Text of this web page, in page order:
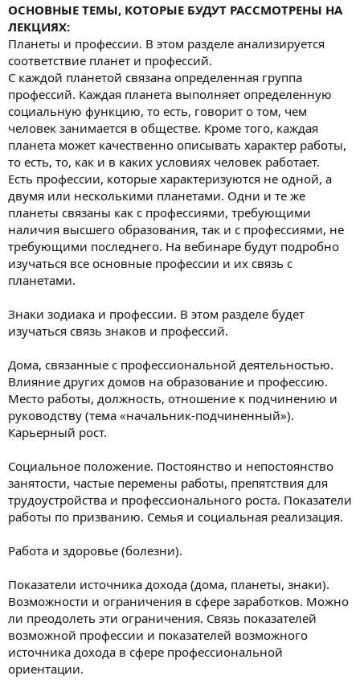
ОСНОВНЫЕ ТЕМЫ, КОТОРЫЕ БУДУТ РАССМОТРЕНЫ НА
ЛЕКЦИЯХ:
Планеты и профессии. В этом разделе анализируется
соответствие планет и профессий.
С каждой планетой связана определенная группа
профессий. Каждая планета выполняет определенную
социальную функцию, то есть, говорит о том, чем
человек занимается в обществе. Кроме того, каждая
планета может качественно описывать характер работы,
то есть, то, как и в каких условиях человек работает.
Есть профессии, которые характеризуются не одной, а
двумя или несколькими планетами. Одни и те же
планеты связаны как с профессиями, требующими
наличия высшего образования, так и с профессиями, не
требующими последнего. На вебинаре будут подробно
изучаться все основные профессии и их связь с
планетами.
Знаки зодиака и профессии. В этом разделе будет
изучаться связь знаков и профессий.
Дома, связанные с профессиональной деятельностью.
Влияние других домов на образование и профессию.
Место работы, должность, отношение к подчинению и
руководству (тема «начальник-подчиненный»).
Карьерный рост.
Социальное положение. Постоянство и непостоянство
занятости, частые перемены работы, препятствия для
трудоустройства и профессионального роста. Показатели
работы по призванию. Семья и социальная реализация.
Работа и здоровье (болезни).
Показатели источника дохода (дома, планеты, знаки).
Возможности и ограничения в сфере заработков. Можно
ли преодолеть эти ограничения. Связь показателей
возможной профессии и показателей возможного
источника дохода в сфере профессиональной
ориентации.